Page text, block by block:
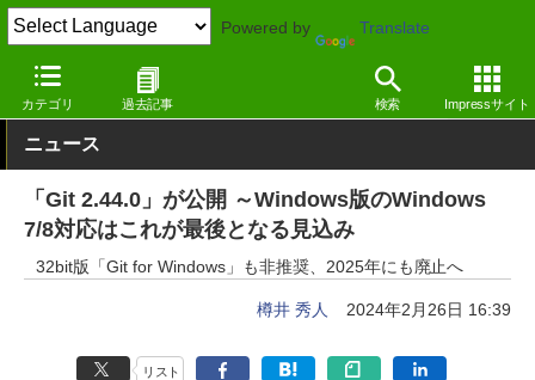
Powered by Translate
カテゴリ 過去記事 検索 Impressサイト
窓の杜 プログラミング Windows
ニュース
「Git 2.44.0」が公開 ～Windows版のWindows
7/8対応はこれが最後となる見込み
32bit版「Git for Windows」も非推奨、2025年にも廃止へ
樽井 秀人 2024年2月26日 16:39
リスト